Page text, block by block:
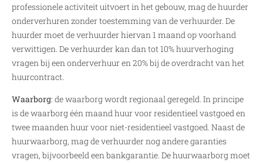
professionele activiteit uitvoert in het gebouw, mag de huurder
onderverhuren zonder toestemming van de verhuurder. De
huurder moet de verhuurder hiervan 1 maand op voorhand
verwittigen. De verhuurder kan dan tot 10% huurverhoging
vragen bij een onderverhuur en 20% bij de overdracht van het
huurcontract.
Waarborg: de waarborg wordt regionaal geregeld. In principe
is de waarborg één maand huur voor residentieel vastgoed en
twee maanden huur voor niet-residentieel vastgoed. Naast de
huurwaarborg, mag de verhuurder nog andere garanties
vragen, bijvoorbeeld een bankgarantie. De huurwaarborg moet